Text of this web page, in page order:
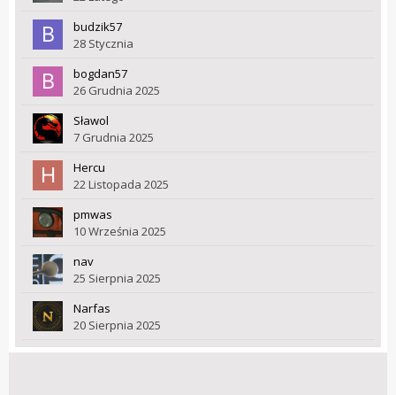
budzik57
28 Stycznia
bogdan57
26 Grudnia 2025
Sławol
7 Grudnia 2025
Hercu
22 Listopada 2025
pmwas
10 Września 2025
nav
25 Sierpnia 2025
Narfas
20 Sierpnia 2025